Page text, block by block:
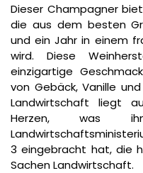
Dieser Champagner
die aus dem besten
und ein Jahr in einem
wird. Diese
einzigartige
von Gebäck, Vanille
Landwirtschaft liegt
Herzen, was
3 eingebracht hat, die
Sachen Landwirtschaft.